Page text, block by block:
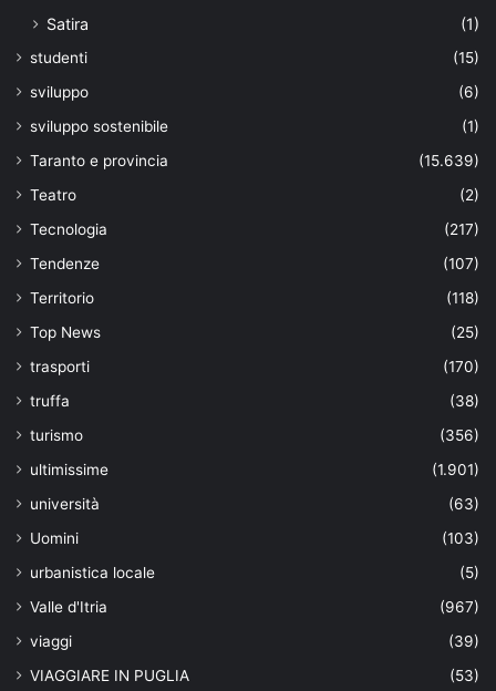
Satira (1)
studenti
(15)
sviluppo
(6)
sviluppo sostenibile
(1)
Taranto e provincia
(15.639)
Teatro
(2)
Tecnologia
(217)
Tendenze
(107)
Territorio
(118)
Top News
(25)
trasporti
(170)
truffa
(38)
turismo
(356)
ultimissime
(1.901)
università
(63)
Uomini
(103)
urbanistica locale
(5)
Valle d'Itria
(967)
viaggi
(39)
VIAGGIARE IN PUGLIA
(53)